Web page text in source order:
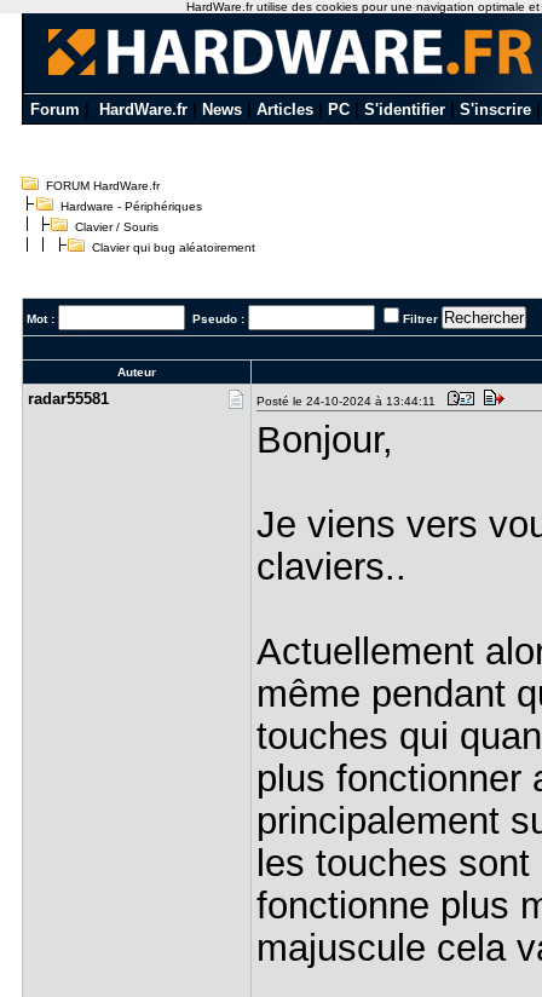
Forum HardWare.fr News Articles PC S'identifier S'inscrire
FORUM HardWare.fr
Hardware - Périphériques
Clavier / Souris
Clavier qui bug aléatoirement
Mot : Pseudo : Filtrer
Auteur
radar55581 Posté le 24-10-2024 à 13:44:11
Bonjour,
Je viens vers
claviers..
Actuellement
même pendant
touches qui
plus fonctionner
principalement
les touches
fonctionne plus
majuscule cela
HardWare.fr utilise des cookies pour une navigation optimale